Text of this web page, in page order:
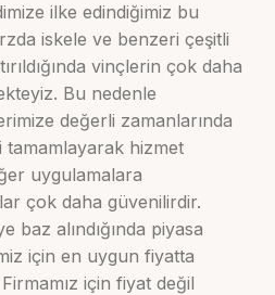
ilke edindiğimiz bu
iskele ve benzeri çeşitli
vinçlerin çok daha
Bu nedenle
değerli zamanlarında
tamamlayarak hizmet
uygulamalara
çok daha güvenilirdir.
baz alındığında piyasa
için en uygun fiyatta
için fiyat değil